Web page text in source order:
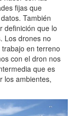
fijas que
También
definición que lo
Los drones no
en terreno
con el dron nos
que es
los ambientes,